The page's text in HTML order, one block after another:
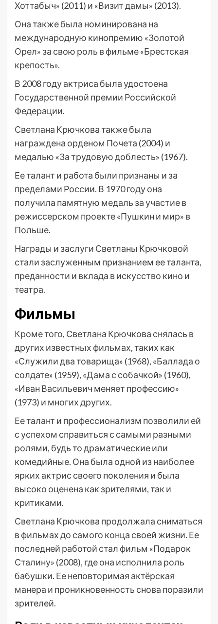
Хоттабыч» (2011) и «Визит дамы» (2013).
Она также была номинирована на
международную кинопремию «Золотой
Орел» за свою роль в фильме «Брестская
крепость».
В 2008 году актриса была удостоена
Государственной премии Российской
Федерации.
Светлана Крючкова также была
награждена орденом Почета (2004) и
медалью «За трудовую доблесть» (1967).
Ее талант и работа были признаны и за
пределами России. В 1970 году она
получила памятную медаль за участие в
режиссерском проекте «Пушкин и мир» в
Польше.
Награды и заслуги Светланы Крючковой
стали заслуженным признанием ее таланта,
преданности и вклада в искусство кино и
театра.
Фильмы
Кроме того, Светлана Крючкова снялась в
других известных фильмах, таких как
«Служили два товарища» (1968), «Баллада о
солдате» (1959), «Дама с собачкой» (1960),
«Иван Васильевич меняет профессию»
(1973) и многих других.
Ее талант и профессионализм позволили ей
с успехом справиться с самыми разными
ролями, будь то драматические или
комедийные. Она была одной из наиболее
ярких актрис своего поколения и была
высоко оценена как зрителями, так и
критиками.
Светлана Крючкова продолжала сниматься
в фильмах до самого конца своей жизни. Ее
последней работой стал фильм «Подарок
Сталину» (2008), где она исполнила роль
бабушки. Ее неповторимая актёрская
манера и проникновенность снова поразили
зрителей.